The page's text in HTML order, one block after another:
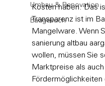
Umbau & Renovation
Baugesuch
Kosten haben. Das
Transparenz ist im
Mangelware. Wenn
sanierung altbau
wollen, müssen Sie
Marktpreise als
Fördermöglichkeiten